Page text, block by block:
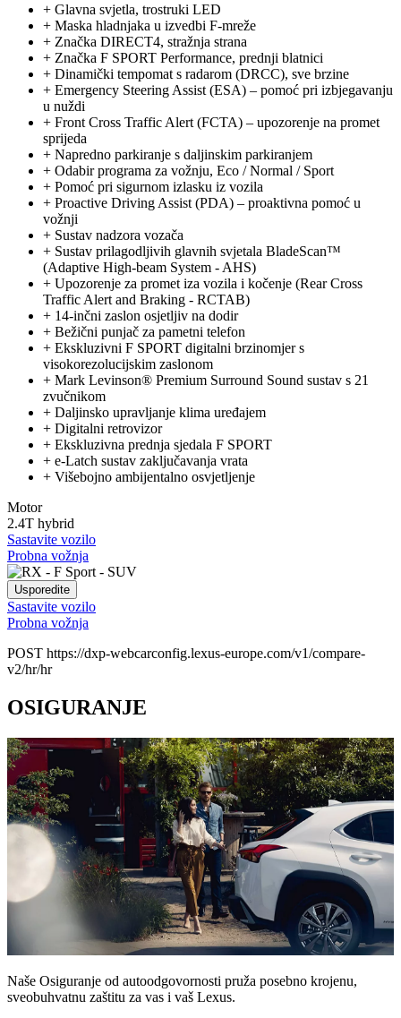
+ Glavna svjetla, trostruki LED
+ Maska hladnjaka u izvedbi F-mreže
+ Značka DIRECT4, stražnja strana
+ Značka F SPORT Performance, prednji blatnici
+ Dinamički tempomat s radarom (DRCC), sve brzine
+ Emergency Steering Assist (ESA) – pomoć pri izbjegavanju
u nuždi
+ Front Cross Traffic Alert (FCTA) – upozorenje na promet
sprijeda
+ Napredno parkiranje s daljinskim parkiranjem
+ Odabir programa za vožnju, Eco / Normal / Sport
+ Pomoć pri sigurnom izlasku iz vozila
+ Proactive Driving Assist (PDA) – proaktivna pomoć u
vožnji
+ Sustav nadzora vozača
+ Sustav prilagodljivih glavnih svjetala BladeScan™
(Adaptive High-beam System - AHS)
+ Upozorenje za promet iza vozila i kočenje (Rear Cross
Traffic Alert and Braking - RCTAB)
+ 14-inčni zaslon osjetljiv na dodir
+ Bežični punjač za pametni telefon
+ Ekskluzivni F SPORT digitalni brzinomjer s
visokorezolucijskim zaslonom
+ Mark Levinson® Premium Surround Sound sustav s 21
zvučnikom
+ Daljinsko upravljanje klima uređajem
+ Digitalni retrovizor
+ Ekskluzivna prednja sjedala F SPORT
+ e-Latch sustav zaključavanja vrata
+ Višebojno ambijentalno osvjetljenje
Motor
2.4T hybrid
Sastavite vozilo
Probna vožnja
Usporedite
Sastavite vozilo
Probna vožnja
POST https://dxp-webcarconfig.lexus-europe.com/v1/compare-
v2/hr/hr
OSIGURANJE
Naše Osiguranje od autoodgovornosti pruža posebno krojenu,
sveobuhvatnu zaštitu za vas i vaš Lexus.